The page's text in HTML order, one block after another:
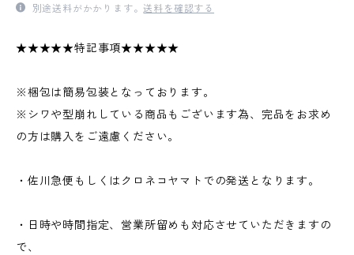
別途送料がかかります。送料を確認する
★★★★★特記事項★★★★★
※梱包は簡易包装となっております。
※シワや型崩れしている商品もございます為、完品をお求め
の方は購入をご遠慮ください。
・佐川急便もしくはクロネコヤマトでの発送となります。
・日時や時間指定、営業所留めも対応させていただきますの
で、